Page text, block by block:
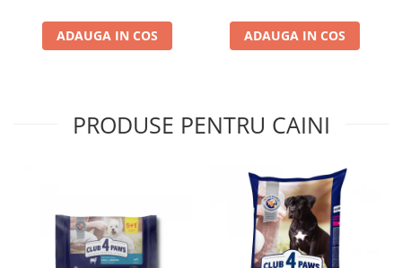
ADAUGA IN COS ADAUGA IN COS
PRODUSE PENTRU CAINI